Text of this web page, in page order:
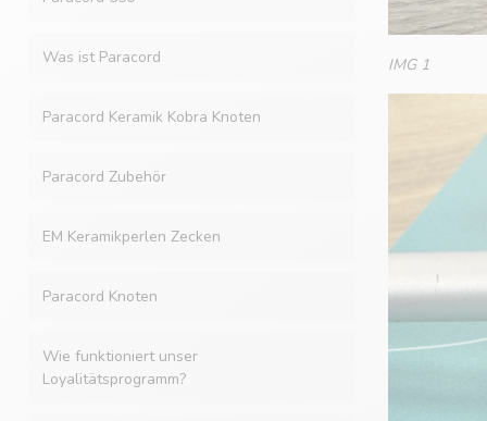
Was ist Paracord
Paracord Keramik Kobra Knoten
Paracord Zubehör
EM Keramikperlen Zecken
Paracord Knoten
Wie funktioniert unser
Loyalitätsprogramm?
IMG 1